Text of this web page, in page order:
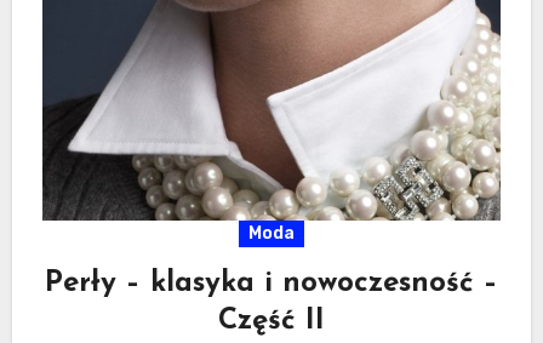
Moda
Perły – klasyka i nowoczesność –
Część II